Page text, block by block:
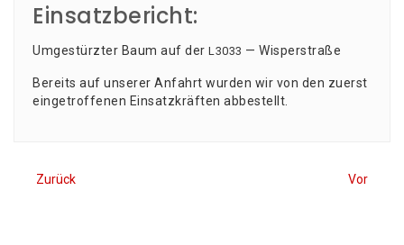
Einsatzbericht:
Umge­stürz­ter Baum auf der L3033 — Wisperstraße
Bereits auf unse­rer Anfahrt wur­den wir von den zuerst
ein­ge­trof­fe­nen Ein­satz­kräf­ten abbestellt.
Zurück Vor